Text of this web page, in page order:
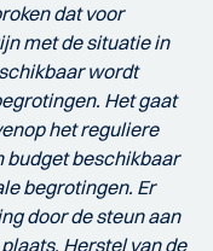
dat voor
met de situatie in
wordt
Het gaat
het reguliere
budget beschikbaar
begrotingen. Er
door de steun aan
Herstel van de